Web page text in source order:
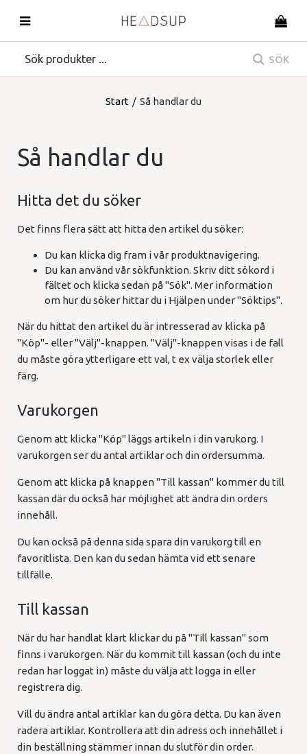
SÖK
Start / Så handlar du
Så handlar du
Hitta det du söker
Det finns flera sätt att hitta den artikel du söker:
Du kan klicka dig fram i vår produktnavigering.
Du kan använd vår sökfunktion. Skriv ditt sökord i
fältet och klicka sedan på "Sök". Mer information
om hur du söker hittar du i Hjälpen under "Söktips".
När du hittat den artikel du är intresserad av klicka på
"Köp"- eller "Välj"-knappen. "Välj"-knappen visas i de fall
du måste göra ytterligare ett val, t ex välja storlek eller
färg.
Varukorgen
Genom att klicka "Köp" läggs artikeln i din varukorg. I
varukorgen ser du antal artiklar och din ordersumma.
Genom att klicka på knappen "Till kassan" kommer du till
kassan där du också har möjlighet att ändra din orders
innehåll.
Du kan också på denna sida spara din varukorg till en
favoritlista. Den kan du sedan hämta vid ett senare
tillfälle.
Till kassan
När du har handlat klart klickar du på "Till kassan" som
finns i varukorgen. När du kommit till kassan (och du inte
redan har loggat in) måste du välja att logga in eller
registrera dig.
Vill du ändra antal artiklar kan du göra detta. Du kan även
radera artiklar. Kontrollera att din adress och innehållet i
din beställning stämmer innan du slutför din order.